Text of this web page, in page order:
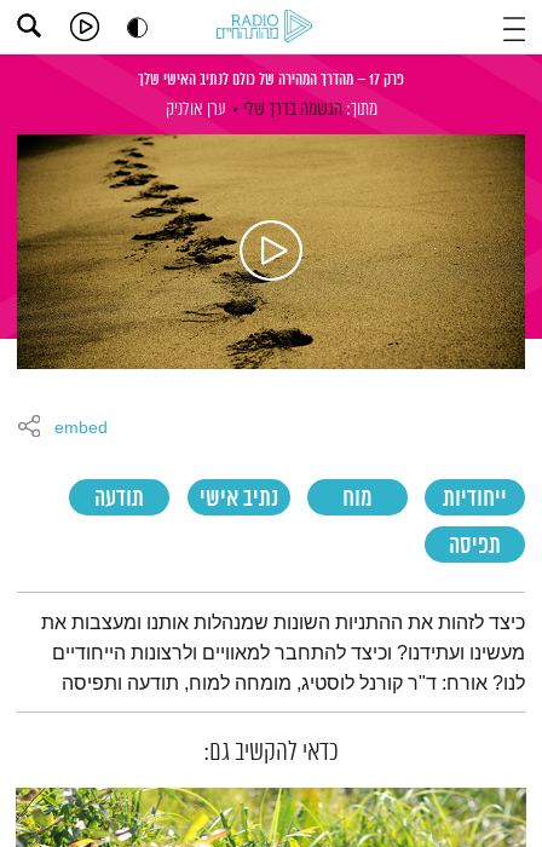
פרק 17 – מהדרך המהירה של כולם לנתיב האישי שלך
מתוך: הגשמה בדרך שלי ערן אולניק
ייחודיות מוח נתיב אישי
תודעה
תפיסה
embed
תמצית הפודקאסט
כיצד לזהות את ההתניות השונות שמנהלות אותנו ומעצבות את
מעשינו ועתידנו? וכיצד להתחבר למאוויים ולרצונות הייחודיים
לנו? אורח: ד"ר קורנל לוסטיג, מומחה למוח, תודעה ותפיסה
כדאי להקשיב גם: